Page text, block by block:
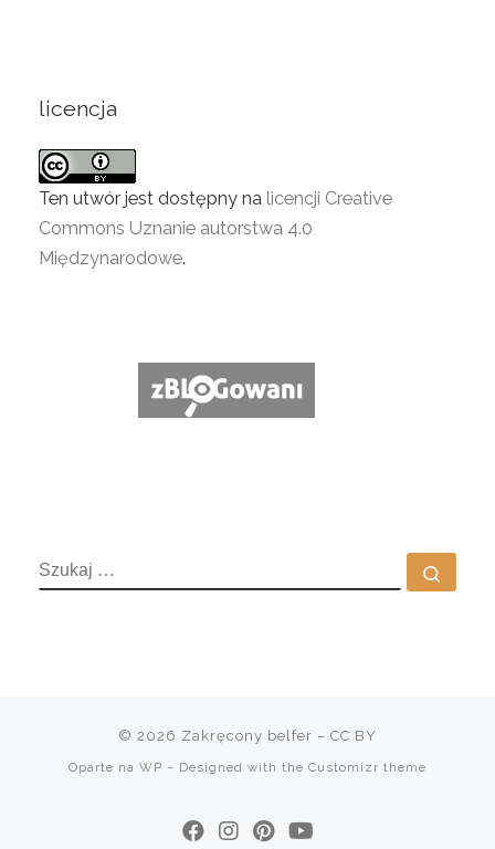
licencja
Ten utwór jest dostępny na licencji Creative
Commons Uznanie autorstwa 4.0
Międzynarodowe.
SZUKAJ
© 2026 Zakręcony belfer – CC BY
Oparte na WP – Designed with the Customizr theme